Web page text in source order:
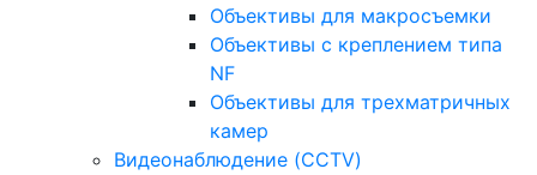
Объективы для макросъемки
Объективы с креплением типа
NF
Объективы для трехматричных
камер
Видеонаблюдение (CCTV)